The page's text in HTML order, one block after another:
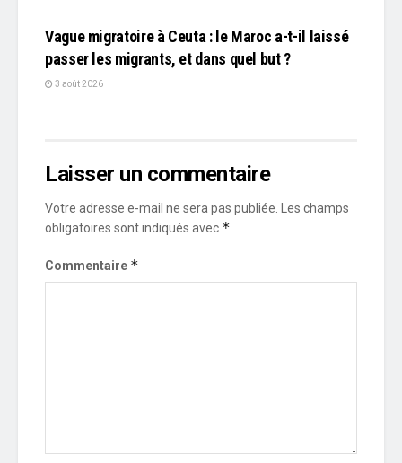
Vague migratoire à Ceuta : le Maroc a-t-il laissé
passer les migrants, et dans quel but ?
3 août 2026
Laisser un commentaire
Votre adresse e-mail ne sera pas publiée.
Les champs
obligatoires sont indiqués avec *
Commentaire *